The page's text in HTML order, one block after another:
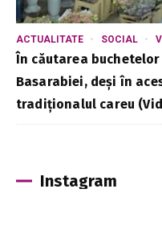
ACTUALITATE SOCIAL
În căutarea
Basarabiei, deși în
tradiționalul careu
Instagram